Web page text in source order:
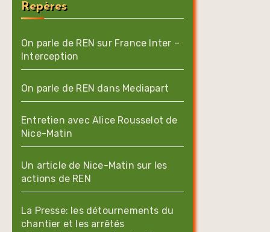
Repères
On parle de REN sur France Inter –
Interception
On parle de REN dans Mediapart
Entretien avec Alice Rousselot de
Nice-Matin
Un article de Nice-Matin sur les
actions de REN
La Presse: les détournements du
chantier et les arrêtés